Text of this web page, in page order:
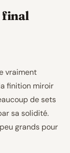
final
vraiment
finition miroir
de sets
sa solidité.
grands pour